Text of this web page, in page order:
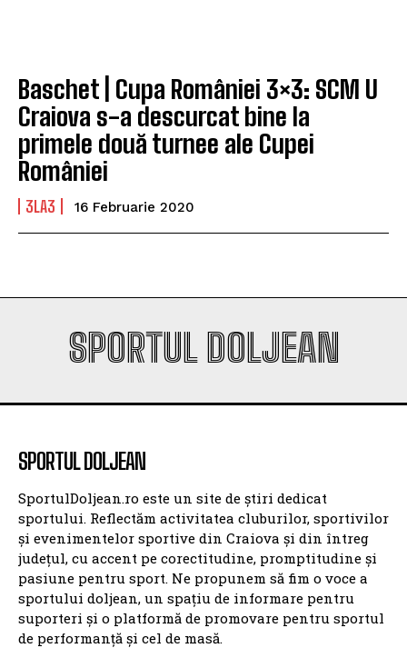
Baschet | Cupa României 3×3: SCM U
Craiova s-a descurcat bine la
primele două turnee ale Cupei
României
3LA3 16 Februarie 2020
SPORTUL DOLJEAN
SPORTUL DOLJEAN
SportulDoljean.ro este un site de știri dedicat
sportului. Reflectăm activitatea cluburilor, sportivilor
și evenimentelor sportive din Craiova și din întreg
județul, cu accent pe corectitudine, promptitudine și
pasiune pentru sport. Ne propunem să fim o voce a
sportului doljean, un spațiu de informare pentru
suporteri și o platformă de promovare pentru sportul
de performanță și cel de masă.